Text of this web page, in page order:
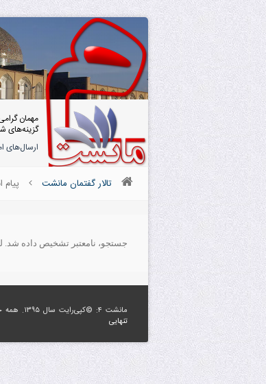
مهمان
گزینه‌های
ارسال‌های
تالار گفتمان مانشت
جستجو، نامعتبر تشخیص داده شد.
مانشت ۴: ©کپی‌رایت سال ۱۳۹۵. همه حقوق برای
تنهایی